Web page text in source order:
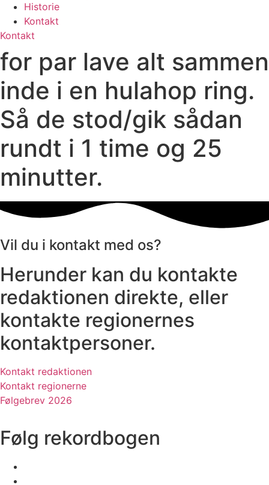
Historie
Kontakt
Kontakt
for par lave alt sammen
inde i en hulahop ring.
Så de stod/gik sådan
rundt i 1 time og 25
minutter.
Vil du i kontakt med os?
Herunder kan du kontakte
redaktionen direkte, eller
kontakte regionernes
kontaktpersoner.
Kontakt redaktionen
Kontakt regionerne
Følgebrev 2026
Følg rekordbogen